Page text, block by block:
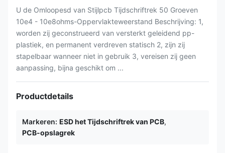
U de Omloopesd van Stijlpcb Tijdschriftrek 50 Groeven
10e4 - 10e8ohms-Oppervlakteweerstand Beschrijving: 1,
worden zij geconstrueerd van versterkt geleidend pp-
plastiek, en permanent verdreven statisch 2, zijn zij
stapelbaar wanneer niet in gebruik 3, vereisen zij geen
aanpassing, bijna geschikt om ...
Productdetails
Markeren: ESD het Tijdschriftrek van PCB,
PCB-opslagrek